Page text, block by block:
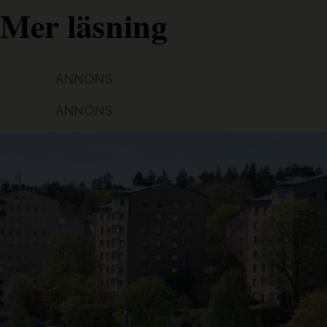
Mer läsning